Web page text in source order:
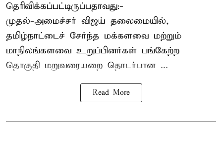
தெரிவிக்கப்பட்டிருப்பதாவது:-
முதல்-அமைச்சர் விஜய் தலைமையில்,
தமிழ்நாட்டைச் சேர்ந்த மக்களவை மற்றும்
மாநிலங்களவை உறுப்பினர்கள் பங்கேற்ற
தொகுதி மறுவரையறை தொடர்பான ...
Read More